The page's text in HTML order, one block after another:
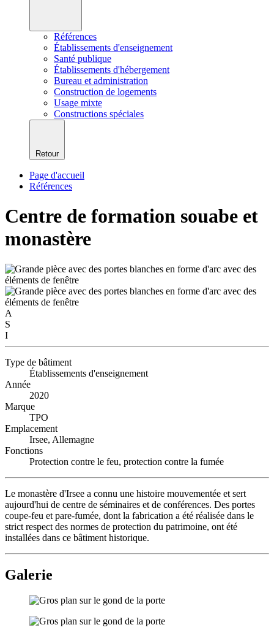
Références
Établissements d'enseignement
Santé publique
Établissements d'hébergement
Bureau et administration
Construction de logements
Usage mixte
Constructions spéciales
Retour
Page d'accueil
Références
Centre de formation souabe et
monastère
A
S
I
Type de bâtiment
Établissements d'enseignement
Année
2020
Marque
TPO
Emplacement
Irsee, Allemagne
Fonctions
Protection contre le feu, protection contre la fumée
Le monastère d'Irsee a connu une histoire mouvementée et sert
aujourd'hui de centre de séminaires et de conférences. Des portes
coupe-feu et pare-fumée, dont la fabrication a été réalisée dans le
strict respect des normes de protection du patrimoine, ont été
installées dans ce bâtiment historique.
Galerie